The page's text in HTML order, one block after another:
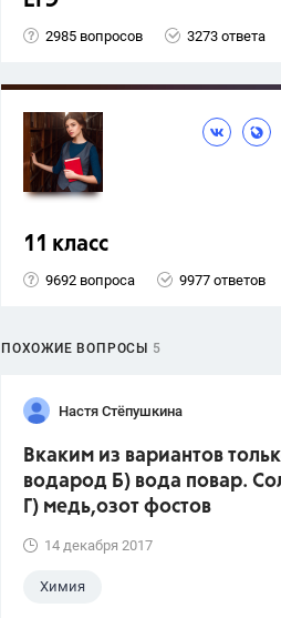
2985 вопросов 3273 ответа
11 класс
9692 вопроса 9977 ответов
ПОХОЖИЕ ВОПРОСЫ 5
Настя Стёпушкина
Вкаким из вариантов
водарод Б) вода повар.
Г) медь,озот фостов
14 декабря 2017
Химия